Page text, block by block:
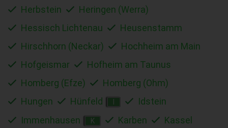
Herbstein
Heringen (Werra)
Hessisch Lichtenau
Heusenstamm
Hirschhorn (Neckar)
Hochheim am Main
Hofgeismar
Hofheim am Taunus
Homberg (Efze)
Homberg (Ohm)
Hungen
Hünfeld
Idstein
Immenhausen
K Karben
Kassel